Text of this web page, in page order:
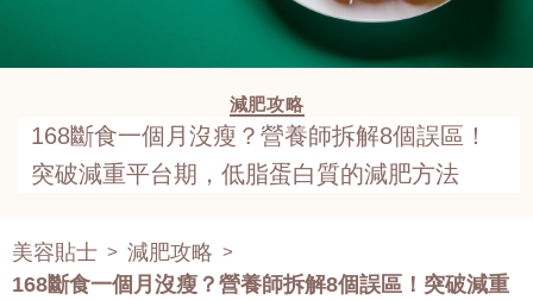
減肥攻略
168斷食一個月沒瘦？營養師拆解8個誤區！
突破減重平台期，低脂蛋白質的減肥方法
美容貼士 > 減肥攻略 >
168斷食一個月沒瘦？營養師拆解8個誤區！突破減重